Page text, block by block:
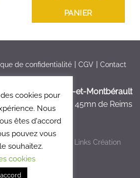
PANIER
de confidentialité CGV Contact
> Aisne >
Bruyères-et-Montbérault
à 5mn de Laon, à 45mn de Reims
Clos 47 - Réalisé par Links Création
Graphique
cookies pour
Nous
êtes d'accord
pouvez vous
souhaitez.
cookies